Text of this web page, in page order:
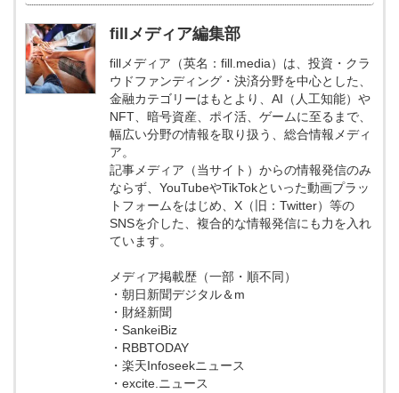
fillメディア編集部
fillメディア（英名：fill.media）は、投資・クラ
ウドファンディング・決済分野を中心とした、
金融カテゴリーはもとより、AI（人工知能）や
NFT、暗号資産、ポイ活、ゲームに至るまで、
幅広い分野の情報を取り扱う、総合情報メディ
ア。
記事メディア（当サイト）からの情報発信のみ
ならず、YouTubeやTikTokといった動画プラッ
トフォームをはじめ、X（旧：Twitter）等の
SNSを介した、複合的な情報発信にも力を入れ
ています。
メディア掲載歴（一部・順不同）
・朝日新聞デジタル＆m
・財経新聞
・SankeiBiz
・RBBTODAY
・楽天Infoseekニュース
・excite.ニュース